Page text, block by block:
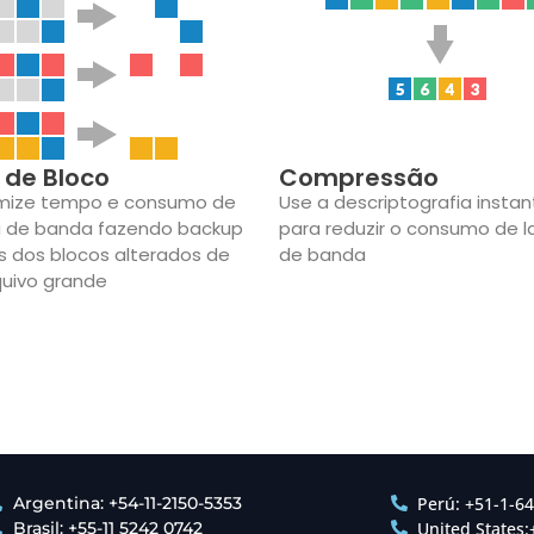
Bloco
tempo e consumo de
de banda fazendo backup
dos blocos alterados de
grande
Compressão
Use a descriptografia
para reduzir o consumo de
de banda
Argentina: +54-11-2150-5353
Brasil: +55-11 5242 0742
Perú: +51-1-
United